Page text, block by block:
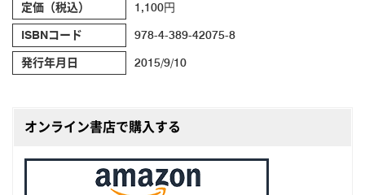
定価（税込） 1,100円
ISBNコード 978-4-389-42075-8
発行年月日 2015/9/10
オンライン書店で購入する